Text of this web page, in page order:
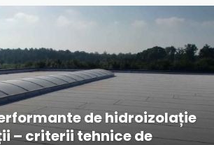
de hidroizolație
– criterii tehnice de